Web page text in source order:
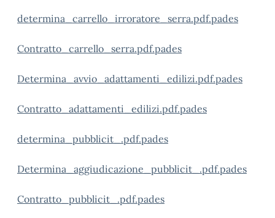
determina_carrello_irroratore_serra.pdf.pades
Contratto_carrello_serra.pdf.pades
Determina_avvio_adattamenti_edilizi.pdf.pades
Contratto_adattamenti_edilizi.pdf.pades
determina_pubblicit_.pdf.pades
Determina_aggiudicazione_pubblicit_.pdf.pades
Contratto_pubblicit_.pdf.pades